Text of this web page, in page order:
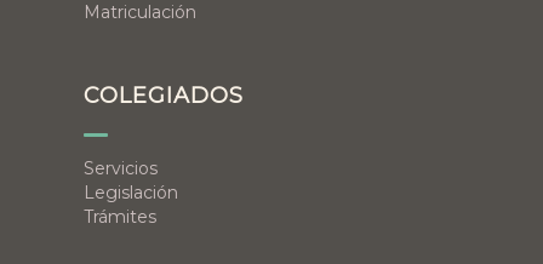
Matriculación
COLEGIADOS
Servicios
Legislación
Trámites